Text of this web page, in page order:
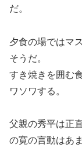
だ。
夕食の場ではマ
そうだ。
すき焼きを囲む
ワソワする。
父親の秀平は正
の寛の言動はあ